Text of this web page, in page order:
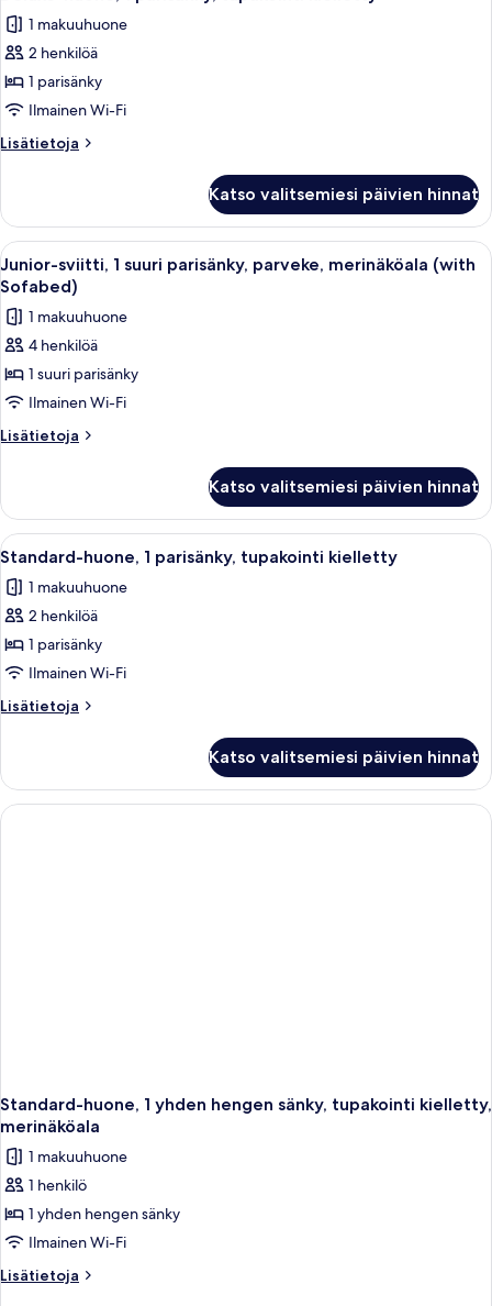
kaikki
huonetyypin
Deluxe-
huone,
1
parisänky,
tupakointi
kuvat
1 makuuhuone
2 henkilöä
1 parisänky
Ilmainen Wi-Fi
Lisätietoja
Lisätietoja
1
parisänky,
tupakointi
kielletty
Katso valitsemiesi päivien hinnat
Avaa
kaikki
huonetyypin
Junior-
sviitti,
1
suuri
parisänky,
(with
Sofabed)
kuvat
Hotellihuone, jossa on sänky,
6
Junior-sviitti, 1 suuri parisänky, parveke, merinäköala (with
Sofabed)
1 makuuhuone
4 henkilöä
1 suuri parisänky
Ilmainen Wi-Fi
Lisätietoja
Lisätietoja
1
suuri
parisänky,
merinäköala
(with
Katso valitsemiesi päivien hinnat
Avaa
kaikki
huonetyypin
Standard-
huone,
1
parisänky,
tupakointi
kuvat
Hotellihuone, jossa on suuri sänky,
3
Standard-huone, 1 parisänky, tupakointi kielletty
1 makuuhuone
2 henkilöä
1 parisänky
Ilmainen Wi-Fi
Lisätietoja
Lisätietoja
1
parisänky,
tupakointi
Katso valitsemiesi päivien hinnat
Standard-huone, 1 yhden hengen sänky, tupakointi kielletty,
merinäköala
1 makuuhuone
1 henkilö
1 yhden hengen sänky
Ilmainen Wi-Fi
Lisätietoja
Lisätietoja